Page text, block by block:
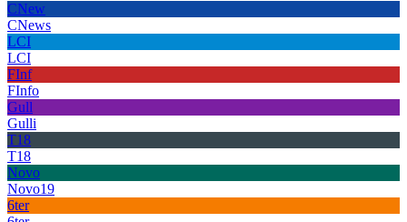
CNew
CNews
LCI
LCI
FInf
FInfo
Gull
Gulli
T18
T18
Novo
Novo19
6ter